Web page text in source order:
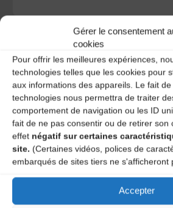
Gérer le consentement
cookies
Pour offrir les meilleures expériences,
technologies telles que les cookies pour
aux informations des appareils. Le fait
technologies nous permettra de traiter
comportement de navigation ou les ID
fait de ne pas consentir ou de retirer son
effet négatif sur certaines
site. (Certaines vidéos, polices de
embarqués de sites tiers ne s'afficheront
Accepter
A DECOUVRIR :